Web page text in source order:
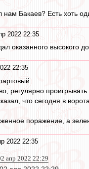
нам Бакаев? Есть хоть
2022 22:35
оказанного высокого
22:35
регулярно
что сегодня в
поражение, а
2022 22:35
апр 2022 22:29